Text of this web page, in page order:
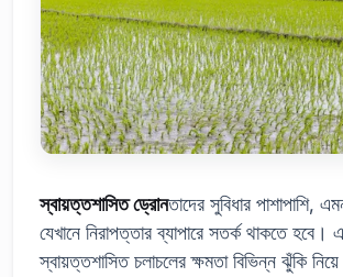
স্বায়ত্তশাসিত ড্রোনতাদের সুবিধার পাশাপাশি,
যেখানে নিরাপত্তার ব্যাপারে সতর্ক থাকতে হবে।
স্বায়ত্তশাসিত চলাচলের ক্ষমতা বিভিন্ন ঝুঁকি